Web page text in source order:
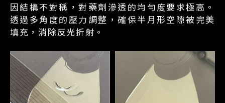
因結構不對稱，對藥劑滲透的均勻度要求極高。
透過多角度的壓力調整，確保半月形空隙被完美
填充，消除反光折射。